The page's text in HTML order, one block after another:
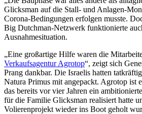
Glicksman auf die Stall- und Anlagen-
Corona-Bedingungen erfolgen musste.
Big Dutchman-Netzwerk funktionierte
Ausnahmesituation.
„Eine großartige Hilfe waren die
Verkaufsagentur Agrotop“, zeigt sich
Prang dankbar. Die Israelis hatten
Natura Primus mit angepackt. Agrotop ist
das bereits vor vier Jahren ein
für die Familie Glicksman realisiert hatte
Volierenprojekt wieder ins Boot geholt